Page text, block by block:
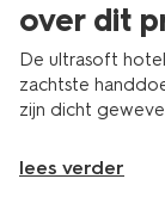
over dit
De ultrasoft
zachtste
zijn dicht
lees verder